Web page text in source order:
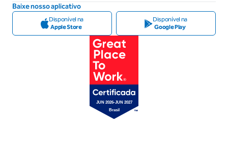
Baixe nosso aplicativo
Disponível na
Apple Store
Disponível na
Google Play